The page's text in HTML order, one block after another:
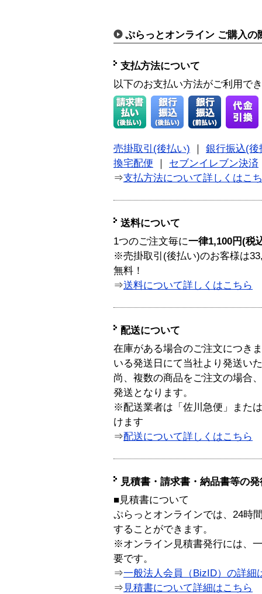
ぷらっとオンライン ご購入の
支払方法について
以下のお支払い方法がご利用で
売掛取引(後払い) ｜ 銀行振込(後
換宅配便 ｜ セブンイレブン決済
⇒支払方法について詳しくはこ
送料について
1つのご注文毎に一律1,100円(税
※売掛取引(後払い)のお客様は
無料！
⇒送料について詳しくはこちら
配送について
在庫がある場合のご注文につき
いる発送日にて当社より発送い
尚、複数の商品をご注文の場合
発送となります。
※配送業者は「佐川急便」また
けます
⇒配送について詳しくはこちら
見積書・請求書・納品書等の
■見積書について
ぷらっとオンラインでは、24時
することができます。
※オンライン見積書発行には、
要です。
⇒一般法人会員（BizID）の詳細
⇒ 見積書について詳細はこちら